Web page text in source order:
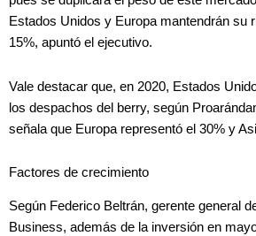
Estados Unidos y Europa mantendrán su
15%, apuntó el ejecutivo.
Vale destacar que, en 2020, Estados
los despachos del berry, según
señala que Europa representó el 30% y
Factores de crecimiento
Según Federico Beltrán, gerente general
Business, además de la inversión en